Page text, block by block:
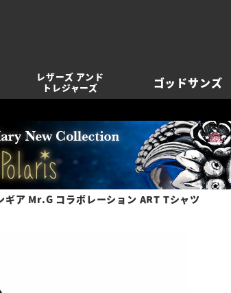
レザーズ アンド
トレジャーズ
ゴッドサンズ
ギア Mr.G コラボレーション ART Tシャツ